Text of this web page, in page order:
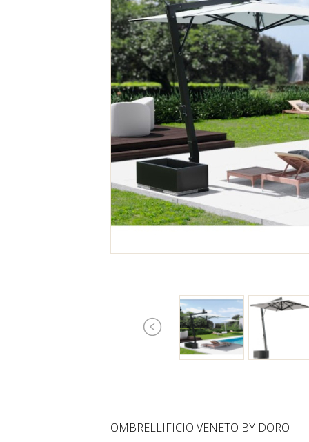
OMBRELLIFICIO VENETO BY DORO